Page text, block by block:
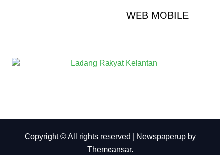
WEB MOBILE
Copyright © All rights reserved Newspaperupby
Themeansar.